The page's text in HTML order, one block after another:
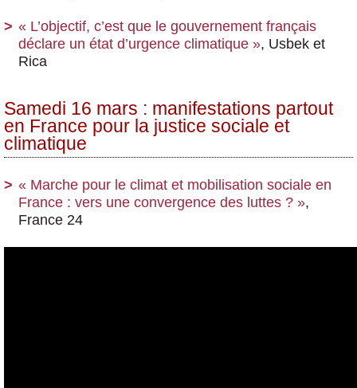
« L’objectif, c’est que le gouvernement français
déclare un état d’urgence climatique », Usbek et
Rica
Samedi 16 mars : manifestations partout
en France pour la justice sociale et
climatique
« Marche pour le climat et mobilisation sociale en
France : vers une convergence des luttes ? »,
France 24